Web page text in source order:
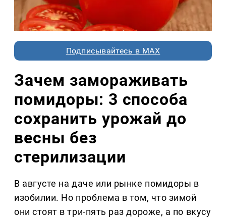
Подписывайтесь в MAX
Зачем замораживать
помидоры: 3 способа
сохранить урожай до
весны без
стерилизации
В августе на даче или рынке помидоры в
изобилии. Но проблема в том, что зимой
они стоят в три-пять раз дороже, а по вкусу